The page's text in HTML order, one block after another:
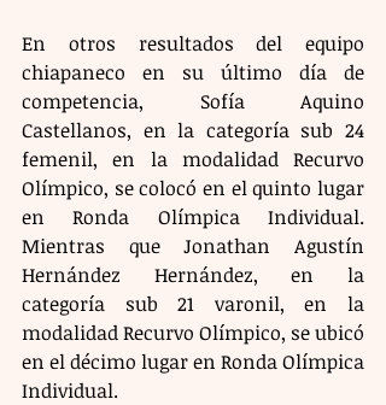
En otros resultados del equipo
chiapaneco en su último día de
competencia, Sofía Aquino
Castellanos, en la categoría sub 24
femenil, en la modalidad Recurvo
Olímpico, se colocó en el quinto lugar
en Ronda Olímpica Individual.
Mientras que Jonathan Agustín
Hernández Hernández, en la
categoría sub 21 varonil, en la
modalidad Recurvo Olímpico, se ubicó
en el décimo lugar en Ronda Olímpica
Individual.